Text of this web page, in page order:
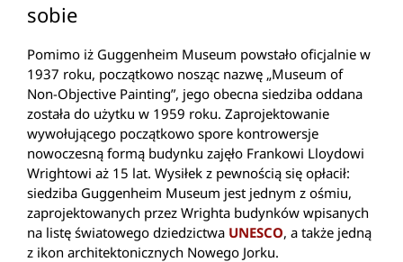
sobie
Pomimo iż Guggenheim Museum powstało oficjalnie w
1937 roku, początkowo nosząc nazwę „Museum of
Non-Objective Painting”, jego obecna siedziba oddana
została do użytku w 1959 roku. Zaprojektowanie
wywołującego początkowo spore kontrowersje
nowoczesną formą budynku zajęło Frankowi Lloydowi
Wrightowi aż 15 lat. Wysiłek z pewnością się opłacił:
siedziba Guggenheim Museum jest jednym z ośmiu,
zaprojektowanych przez Wrighta budynków wpisanych
na listę światowego dziedzictwa UNESCO, a także jedną
z ikon architektonicznych Nowego Jorku.